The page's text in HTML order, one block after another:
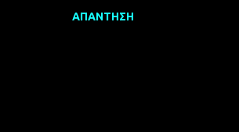
ΑΠΆΝΤΗΣΗ